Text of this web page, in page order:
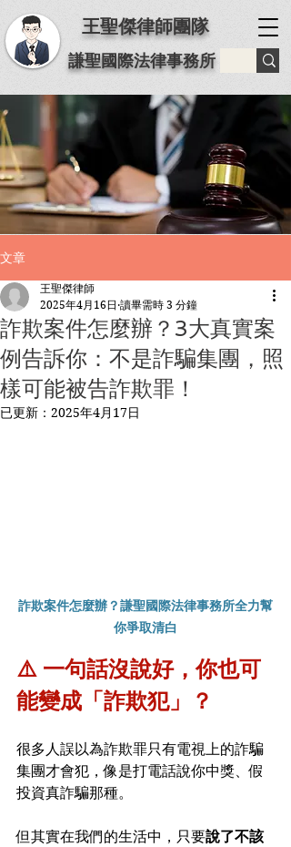
王聖傑律師團隊
謙聖國際法律事務所
文章
詐欺案件怎麼辦？3大真實案
例告訴你：不是詐騙集團，照
樣可能被告詐欺罪！
王聖傑律師
2025年4月16日 讀畢需時 3 分鐘
已更新： 2025年4月17日
詐欺案件怎麼辦？謙聖國際法律事務所全力幫
你爭取清白
⚠️ 一句話沒說好，你也可
能變成「詐欺犯」？
很多人誤以為詐欺罪只有電視上的詐騙
集團才會犯，像是打電話說你中獎、假
投資真詐騙那種。
但其實在我們的生活中，只要說了不該